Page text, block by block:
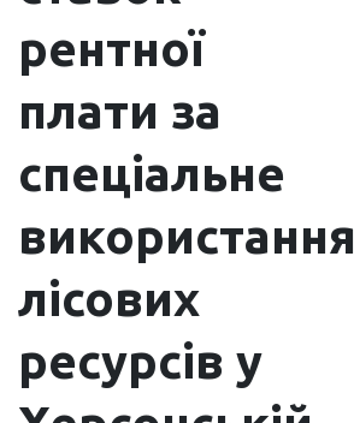
рентної
плати за
спеціальне
використання
лісових
ресурсів у